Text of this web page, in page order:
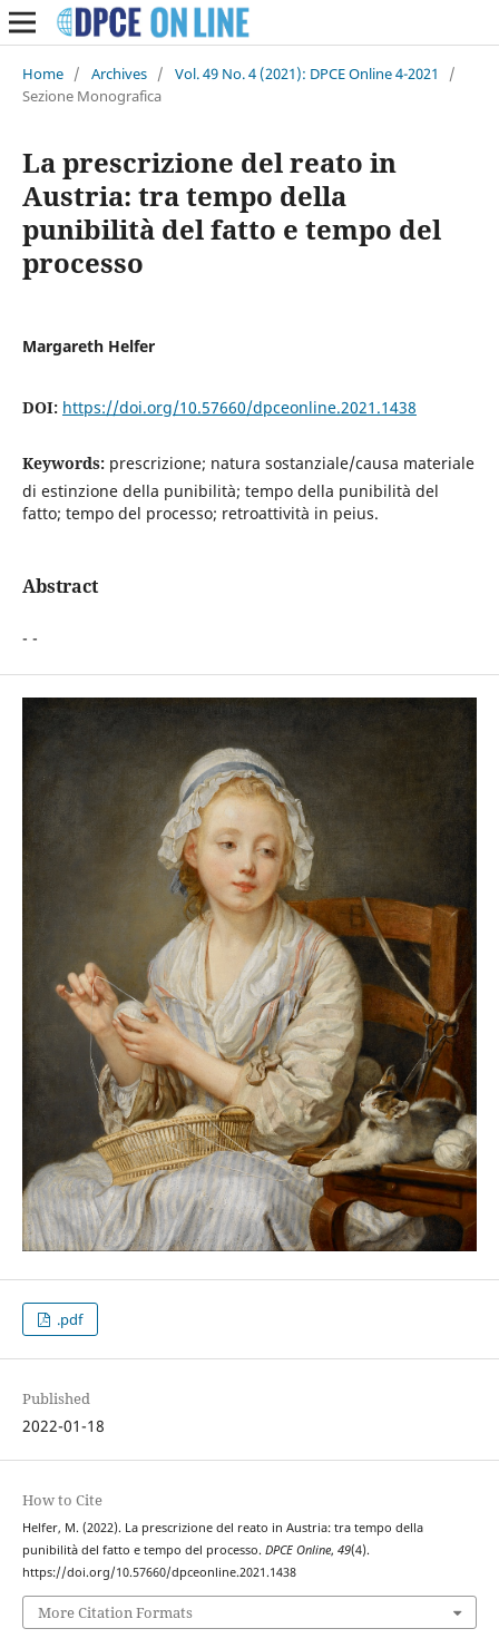
Home / Archives / Vol. 49 No. 4 (2021): DPCE Online 4-2021
/
Sezione Monografica
La prescrizione del reato in
Austria: tra tempo della
punibilità del fatto e tempo del
processo
Margareth Helfer
DOI: https://doi.org/10.57660/dpceonline.2021.1438
Keywords: prescrizione; natura sostanziale/causa materiale
di estinzione della punibilità; tempo della punibilità del
fatto; tempo del processo; retroattività in peius.
Abstract
- -
.pdf
Published
2022-01-18
How to Cite
Helfer, M. (2022). La prescrizione del reato in Austria: tra tempo della
punibilità del fatto e tempo del processo. DPCE Online, 49(4).
https://doi.org/10.57660/dpceonline.2021.1438
More Citation Formats